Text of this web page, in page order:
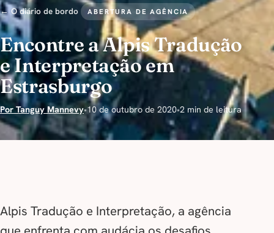
← O diário de bordo ABERTURA DE AGÊNCIA
Encontre a Alpis Tradução
e Interpretação em
Estrasburgo
Por Tanguy Mannevy•10 de outubro de 2020•2 min de leitura
Alpis Tradução e Interpretação, a agência